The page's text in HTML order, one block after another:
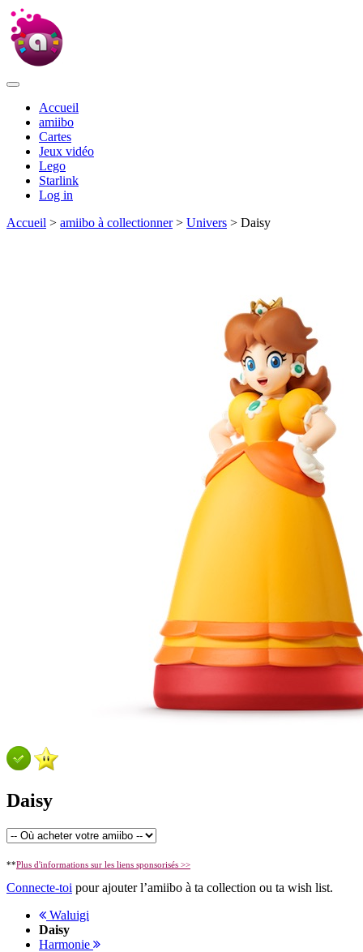
Accueil
amiibo
Cartes
Jeux vidéo
Lego
Starlink
Log in
Accueil > amiibo à collectionner> Univers > Daisy
Daisy
**Plus d'informations sur les liens sponsorisés >>
Connecte-toi pour ajouter l’amiibo à ta collection ou ta wish list.
Waluigi
Daisy
Harmonie